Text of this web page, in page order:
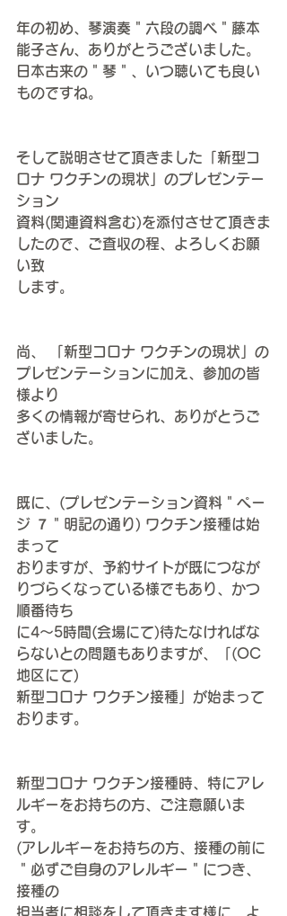
年の初め、琴演奏＂六段の調べ＂藤本
能子さん、ありがとうございました。
日本古来の＂琴＂、いつ聴いても良い
ものですね。
そして説明させて頂きました「新型コ
ロナ ワクチンの現状」のプレゼンテー
ション
資料(関連資料含む)を添付させて頂きま
したので、ご査収の程、よろしくお願
い致
します。
尚、 「新型コロナ ワクチンの現状」の
プレゼンテーションに加え、参加の皆
様より
多くの情報が寄せられ、ありがとうご
ざいました。
既に、(プレゼンテーション資料＂ペー
ジ ７＂明記の通り) ワクチン接種は始
まって
おりますが、予約サイトが既につなが
りづらくなっている様でもあり、かつ
順番待ち
に4～5時間(会場にて)待たなければな
らないとの問題もありますが、「(OC
地区にて)
新型コロナ ワクチン接種」が始まって
おります。
新型コロナ ワクチン接種時、特にアレ
ルギーをお持ちの方、ご注意願いま
す。
(アレルギーをお持ちの方、 接種の前に
＂必ずご自身のアレルギー＂につき、
接種の
担当者に相談をして頂きます様に、よ